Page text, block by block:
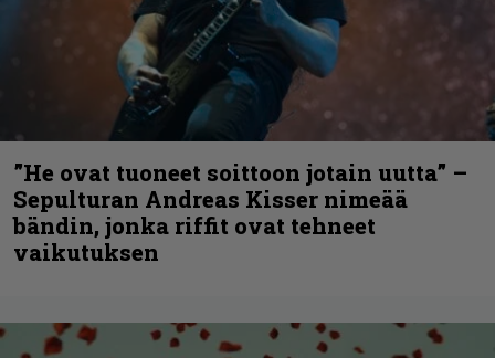
”He ovat tuoneet soittoon jotain uutta” –
Sepulturan Andreas Kisser nimeää
bändin, jonka riffit ovat tehneet
vaikutuksen